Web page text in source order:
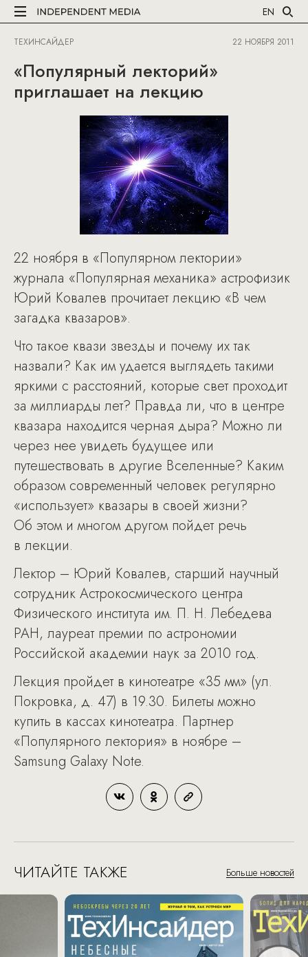
EN
ТЕХИНСАЙДЕР 22 НОЯБРЯ 2011
«Популярный лекторий»
приглашает на лекцию
22 ноября в «Популярном лектории»
журнала «Популярная механика» астрофизик
Юрий Ковалев прочитает лекцию «В чем
загадка квазаров».
Что такое квази звезды и почему их так
назвали? Как им удается выглядеть такими
яркими с расстояний, которые свет проходит
за миллиарды лет? Правда ли, что в центре
квазара находится черная дыра? Можно ли
через нее увидеть будущее или
путешествовать в другие Вселенные? Каким
образом современный человек регулярно
«использует» квазары в своей жизни?
Об этом и многом другом пойдет речь
в лекции.
Лектор – Юрий Ковалев, старший научный
сотрудник Астрокосмического центра
Физического института им. П. Н. Лебедева
РАН, лауреат премии по астрономии
Российской академии наук за 2010 год.
Лекция пройдет в кинотеатре «35 мм» (ул.
Покровка, д. 47) в 19.30. Билеты можно
купить в кассах кинотеатра. Партнер
«Популярного лектория» в ноябре –
Samsung Galaxy Note.
ЧИТАЙТЕ ТАКЖЕ Больше новостей